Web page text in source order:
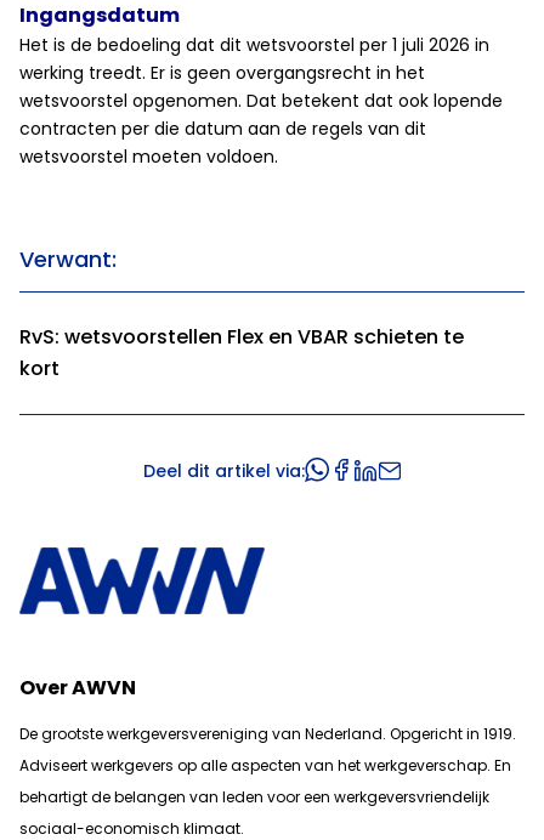
Ingangsdatum
Het is de bedoeling dat dit wetsvoorstel per 1 juli 2026 in
werking treedt. Er is geen overgangsrecht in het
wetsvoorstel opgenomen. Dat betekent dat ook lopende
contracten per die datum aan de regels van dit
wetsvoorstel moeten voldoen.
Verwant:
RvS: wetsvoorstellen Flex en VBAR schieten te
kort
Deel dit artikel via:
Over AWVN
De grootste werkgeversvereniging van Nederland. Opgericht in 1919.
Adviseert werkgevers op alle aspecten van het werkgeverschap. En
behartigt de belangen van leden voor een werkgeversvriendelijk
sociaal-economisch klimaat.